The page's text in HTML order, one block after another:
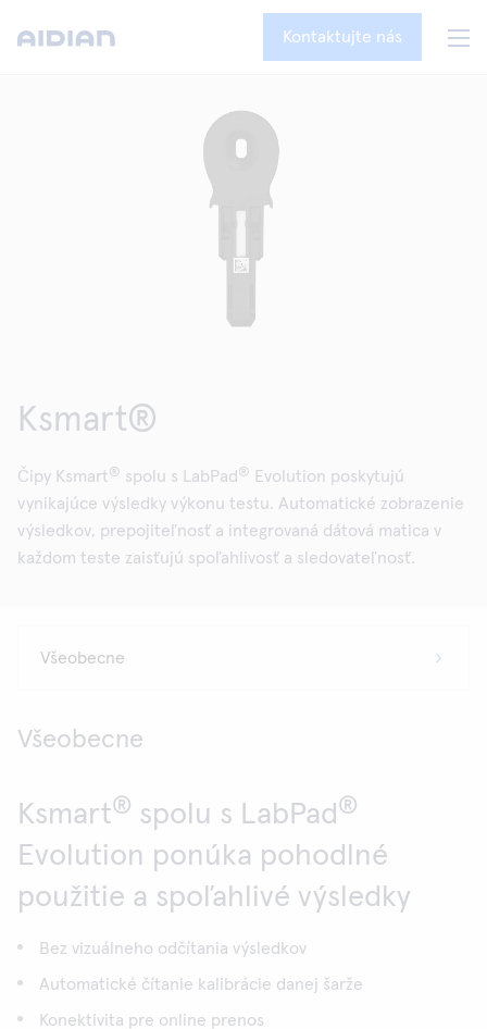
Kontaktujte nás
Ksmart®
Čipy Ksmart® spolu s LabPad ®
Evolution poskytujú
vynikajúce výsledky výkonu testu. Automatické zobrazenie
výsledkov, prepojiteľnosť a integrovaná dátová matica v
každom teste zaisťujú spoľahlivosť a sledovateľnosť.
Všeobecne
Ksmart® spolu s LabPad ®
Evolution ponúka pohodlné
použitie a spoľahlivé výsledky
Bez vizuálneho odčítania výsledkov
Automatické čítanie kalibrácie danej šarže
Konektivita pre online prenos